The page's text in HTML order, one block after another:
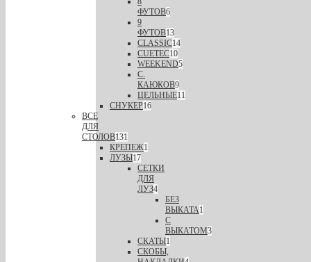
ФУТОВ6
9
ФУТОВ13
CLASSIC14
CUETEC10
WEEKEND5
С.
КАЮКОВ9
ЦЕЛЬНЫЕ11
СНУКЕР16
ВСЕ
ДЛЯ
СТОЛОВ131
КРЕПЕЖ1
ЛУЗЫ17
СЕТКИ
ДЛЯ
ЛУЗ4
БЕЗ
ВЫКАТА1
С
ВЫКАТОМ3
СКАТЫ1
СКОБЫ,